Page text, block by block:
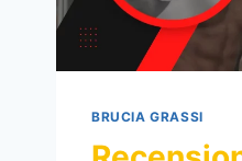
BRUCIA GRASSI